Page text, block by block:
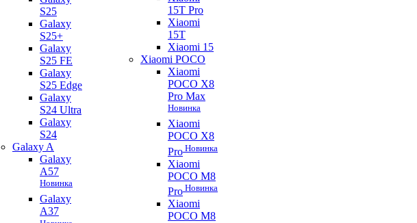
S25
Galaxy
S25+
Galaxy
S25 FE
Galaxy
S25 Edge
Galaxy
S24 Ultra
Galaxy
S24
Galaxy A
Galaxy
A57
Новинка
Galaxy
A37
15T Pro
Xiaomi
15T
Xiaomi 15
Xiaomi POCO
Xiaomi
POCO X8
Pro Max
Новинка
Xiaomi
POCO X8
Pro Новинка
Xiaomi
POCO M8
Pro Новинка
Xiaomi
POCO M8